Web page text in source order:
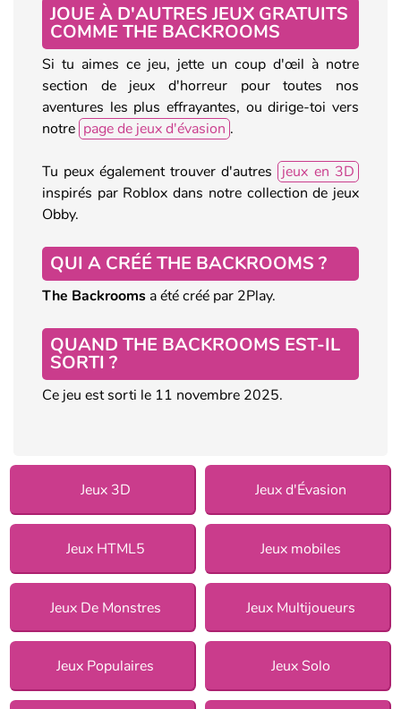
JOUE À D'AUTRES JEUX GRATUITS
COMME THE BACKROOMS
Si tu aimes ce jeu, jette un coup d'œil à notre
section de jeux d'horreur pour toutes nos
aventures les plus effrayantes, ou dirige-toi vers
notre page de jeux d'évasion .
Tu peux également trouver d'autres jeux en 3D
inspirés par Roblox dans notre collection de jeux
Obby.
QUI A CRÉÉ THE BACKROOMS ?
The Backrooms a été créé par 2Play.
QUAND THE BACKROOMS EST-IL
SORTI ?
Ce jeu est sorti le 11 novembre 2025.
Jeux 3D Jeux d'Évasion
Jeux HTML5 Jeux mobiles
Jeux De Monstres Jeux Multijoueurs
Jeux Populaires Jeux Solo